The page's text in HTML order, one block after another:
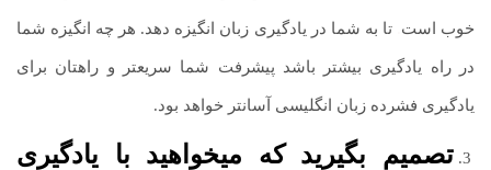
خوب است تا به شما در یادگیری زبان انگیزه دهد. هر چه انگیزه شما
در راه یادگیری بیشتر باشد پیشرفت شما سریع­تر و راهتان برای
یادگیری فشرده زبان انگلیسی آسان­تر خواهد بود.
تصمیم بگیرید که می­خواهید با یادگیری